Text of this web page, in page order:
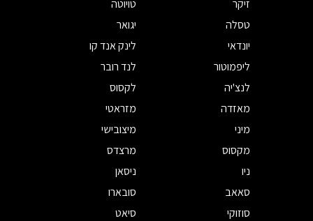
זיקר
טויוטה
טסלה
יגואר
יונדאי
לינק אנד קו
ליפמוטור
לנד רובר
לנצ'יה
לקסוס
מאזדה
מזראטי
מיני
מיצובישי
מקסוס
מרצדס
ניו
ניסאן
סאאב
סובארו
סוזוקי
סיאט